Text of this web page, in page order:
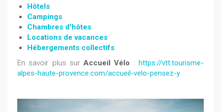
Hôtels
Campings
Chambres d'hôtes
Locations de vacances
Hébergements collectifs
En savoir plus surAccueil Vélo : https://vtt.tourisme-
alpes-haute-provence.com/accueil-velo-pensez-y